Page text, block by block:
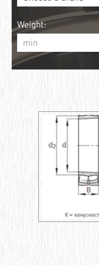
Weight: